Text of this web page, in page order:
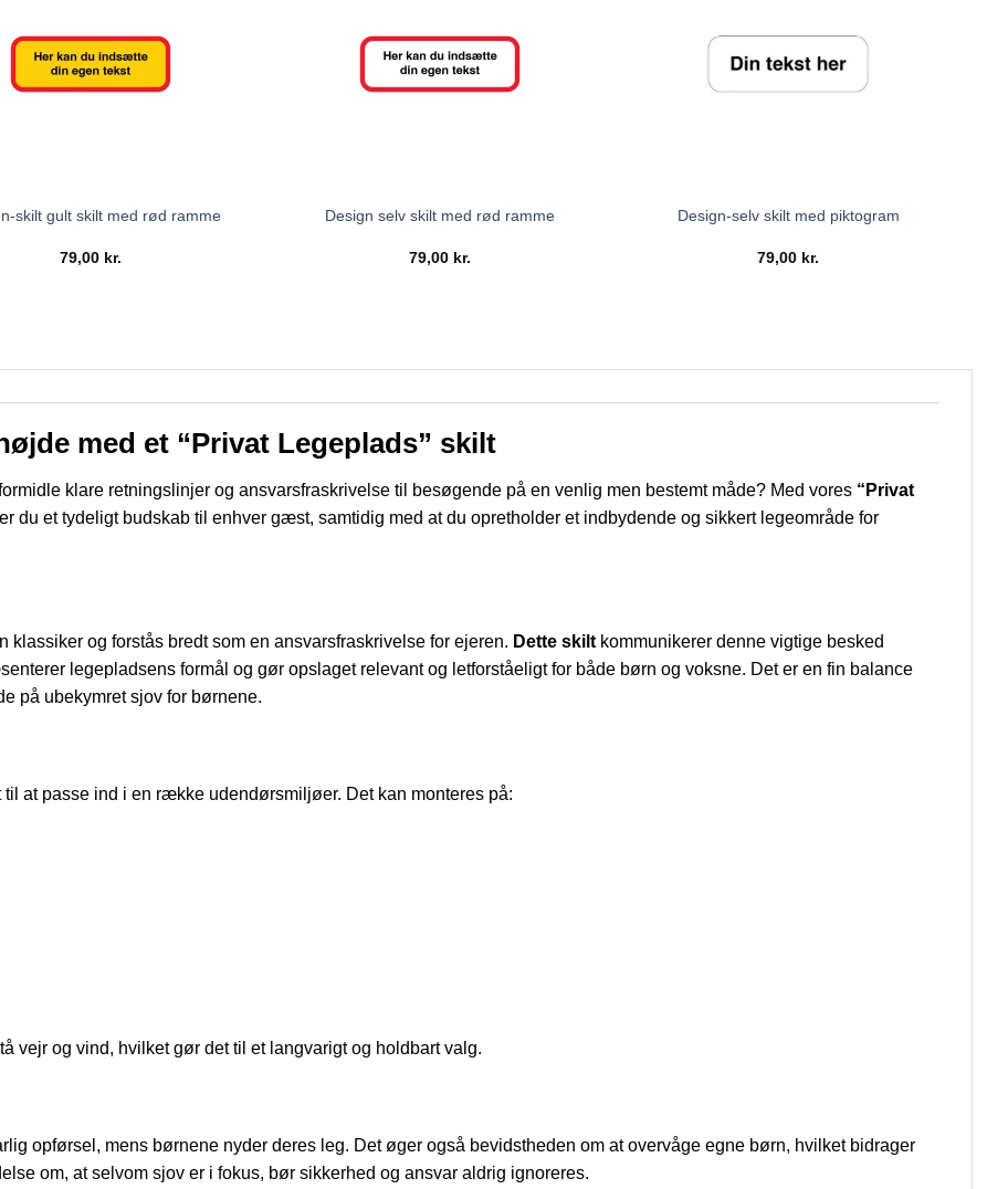
skilt gult skilt med rød ramme
79,00 kr.
Design selv skilt med rød ramme
79,00 kr.
Design-selv skilt med piktogram
79,00 kr.
med et “Privat Legeplads” skilt
klare retningslinjer og ansvarsfraskrivelse til besøgende på en venlig men bestemt måde? Med vores “Privat
du et tydeligt budskab til enhver gæst, samtidig med at du opretholder et indbydende og sikkert legeområde for
klassiker og forstås bredt som en ansvarsfraskrivelse for ejeren. Dette skilt kommunikerer denne vigtige besked
legepladsens formål og gør opslaget relevant og letforståeligt for både børn og voksne. Det er en fin balance
på ubekymret sjov for børnene.
at passe ind i en række udendørsmiljøer. Det kan monteres på:
vejr og vind, hvilket gør det til et langvarigt og holdbart valg.
opførsel, mens børnene nyder deres leg. Det øger også bevidstheden om at overvåge egne børn, hvilket bidrager
om, at selvom sjov er i fokus, bør sikkerhed og ansvar aldrig ignoreres.